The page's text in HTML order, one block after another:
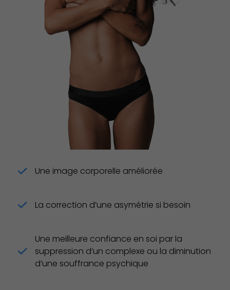
Une image corporelle améliorée
La correction d’une asymétrie si besoin
Une meilleure confiance en soi par la
suppression d’un complexe ou la diminution
d’une souffrance psychique